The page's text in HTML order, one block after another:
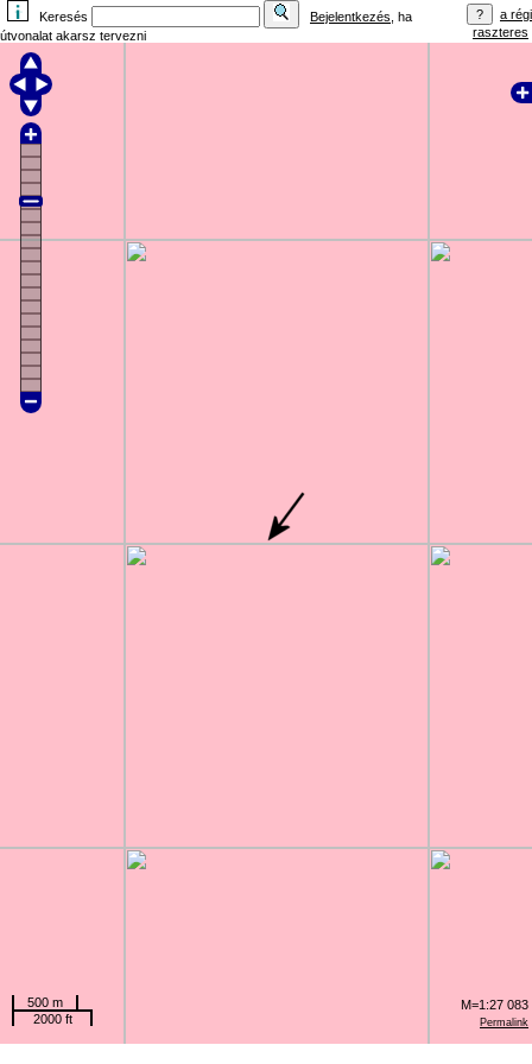
Keresés Bejelentkezés , ha
útvonalat akarsz tervezni
a régi
raszteres
Permalink
500 m
2000 ft
M=1:27 083